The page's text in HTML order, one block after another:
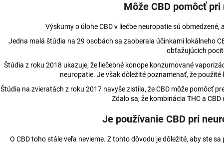
Môže CBD pomôcť
Výskumy o úlohe CBD v liečbe neuropatie sú
Jedna malá štúdia na 29 osobách sa zaoberala účinkami lokálneho
obťažujúcich
Štúdia z roku 2018 ukazuje, že liečebné konope konzumované
neuropatie. Je však dôležité poznamenať, že
Štúdia na zvieratách z roku 2017 navyše zistila, že CBD môže pomôcť
Zdalo sa, že kombinácia THC a
Je používanie CBD pri
O CBD toho stále veľa nevieme. Z tohto dôvodu je dôležité, aby ste